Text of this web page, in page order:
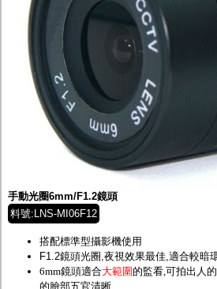
手動光圈6mm/F1.2鏡頭
料號:LNS-MI06F12
搭配標準型攝影機使用
F1.2鏡頭光圈,夜視效果最佳,適合較暗
6mm鏡頭適合大範圍的監看,可拍出人
的臉部五官清晰